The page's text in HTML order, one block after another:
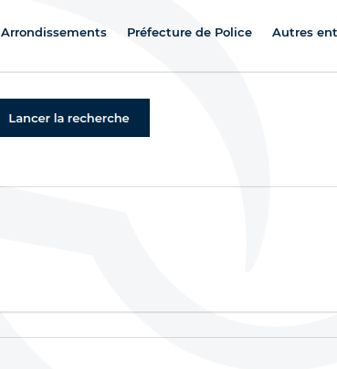
Arrondissements Préfecture de Police Autres